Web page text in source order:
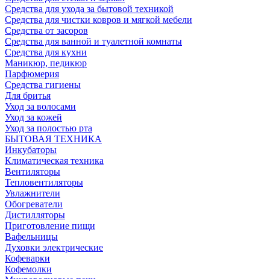
Средства для ухода за бытовой техникой
Средства для чистки ковров и мягкой мебели
Средства от засоров
Средства для ванной и туалетной комнаты
Средства для кухни
Маникюр, педикюр
Парфюмерия
Средства гигиены
Для бритья
Уход за волосами
Уход за кожей
Уход за полостью рта
БЫТОВАЯ ТЕХНИКА
Инкубаторы
Климатическая техника
Вентиляторы
Тепловентиляторы
Увлажнители
Обогреватели
Дистилляторы
Приготовление пищи
Вафельницы
Духовки электрические
Кофеварки
Кофемолки